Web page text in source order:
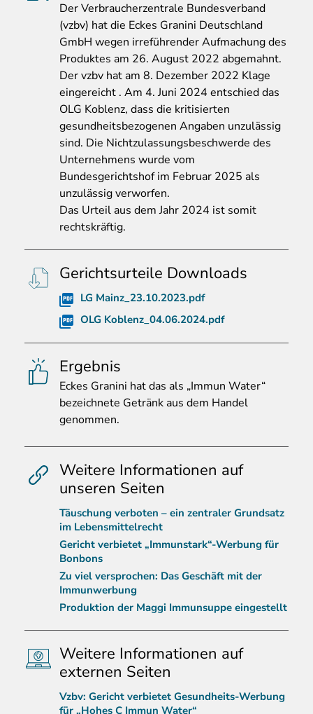
DerVerbraucherzentrale Bundesverband
(vzbv) hat die Eckes Granini Deutschland
GmbH wegen irreführender Aufmachung des
Produktes am 26. August 2022 abgemahnt.
Der vzbv hat am 8. Dezember 2022 Klage
eingereicht . Am 4. Juni 2024 entschied das
OLG Koblenz, dass die kritisierten
gesundheitsbezogenen Angaben unzulässig
sind. Die Nichtzulassungsbeschwerde des
Unternehmens wurde vom
Bundesgerichtshof im Februar 2025 als
unzulässig verworfen.
Das Urteil aus dem Jahr 2024 ist somit
rechtskräftig.
Gerichtsurteile Downloads
LG Mainz_23.10.2023.pdf
OLG Koblenz_04.06.2024.pdf
Ergebnis
Eckes Granini hat das als „Immun Water“
bezeichnete Getränk aus dem Handel
genommen.
Weitere Informationen auf
unseren Seiten
Täuschung verboten – ein zentraler Grundsatz
im Lebensmittelrecht
Gericht verbietet „Immunstark“-Werbung für
Bonbons
Zu viel versprochen: Das Geschäft mit der
Immunwerbung
Produktion der Maggi Immunsuppe eingestellt
Weitere Informationen auf
externen Seiten
Vzbv: Gericht verbietet Gesundheits-Werbung
für „Hohes C Immun Water“